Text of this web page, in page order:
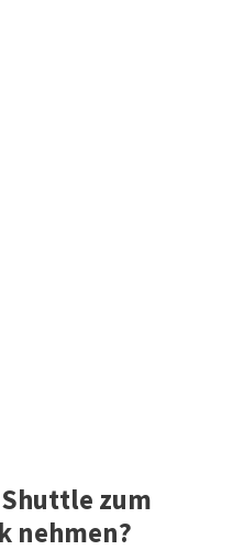
zum
nehmen?